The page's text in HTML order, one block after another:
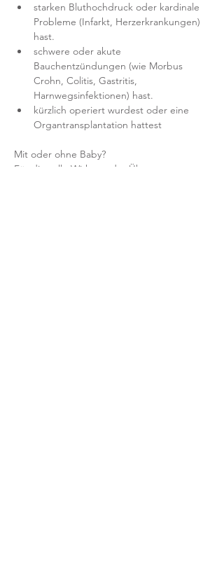
starken Bluthochdruck oder kardinale
Probleme (Infarkt, Herzerkrankungen)
hast.
schwere oder akute
Bauchentzündungen (wie Morbus
Crohn, Colitis, Gastritis,
Harnwegsinfektionen) hast.
kürzlich operiert wurdest oder eine
Organtransplantation hattest
Mit oder ohne Baby?
Für die volle Wirkung der Übungen